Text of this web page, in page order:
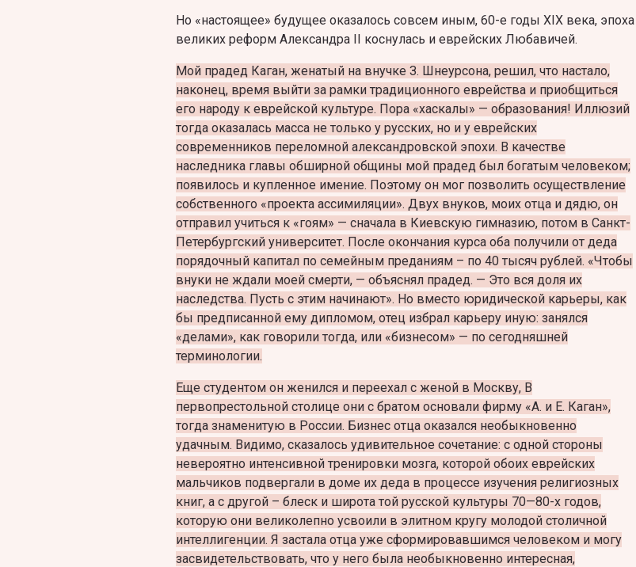
Но «настоящее» будущее оказалось совсем иным, 60-е годы XIX века, эпоха
великих реформ Александра II коснулась и еврейских Любавичей.
Мой прадед Каган, женатый на внучке З. Шнеурсона, решил, что настало,
наконец, время выйти за рамки традиционного еврейства и приобщиться
его народу к еврейской культуре. Пора «хаскалы» — образования! Иллюзий
тогда оказалась масса не только у русских, но и у еврейских
современников переломной александровской эпохи. В качестве
наследника главы обширной общины мой прадед был богатым человеком;
появилось и купленное имение. Поэтому он мог позволить осуществление
собственного «проекта ассимиляции». Двух внуков, моих отца и дядю, он
отправил учиться к «гоям» — сначала в Киевскую гимназию, потом в Санкт-
Петербургский университет. После окончания курса оба получили от деда
порядочный капитал по семейным преданиям – по 40 тысяч рублей. «Чтобы
внуки не ждали моей смерти, — объяснял прадед. — Это вся доля их
наследства. Пусть с этим начинают». Но вместо юридической карьеры, как
бы предписанной ему дипломом, отец избрал карьеру иную: занялся
«делами», как говорили тогда, или «бизнесом» — по сегодняшней
терминологии.
Еще студентом он женился и переехал с женой в Москву, В
первопрестольной столице они с братом основали фирму «А. и Е. Каган»,
тогда знаменитую в России. Бизнес отца оказался необыкновенно
удачным. Видимо, сказалось удивительное сочетание: с одной стороны
невероятно интенсивной тренировки мозга, которой обоих еврейских
мальчиков подвергали в доме их деда в процессе изучения религиозных
книг, а с другой – блеск и широта той русской культуры 70—80-х годов,
которую они великолепно усвоили в элитном кругу молодой столичной
интеллигенции. Я застала отца уже сформировавшимся человеком и могу
засвидетельствовать, что у него была необыкновенно интересная,